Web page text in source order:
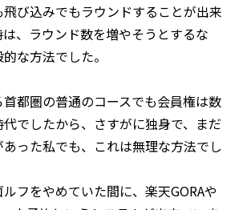
び込みでもラウンドすることが出来
、ラウンド数を増やそうとするな
な方法でした。
都圏の普通のコースでも会員権は数
でしたから、さすがに独身で、まだ
った私でも、これは無理な方法でし
フをやめていた間に、楽天GORAや